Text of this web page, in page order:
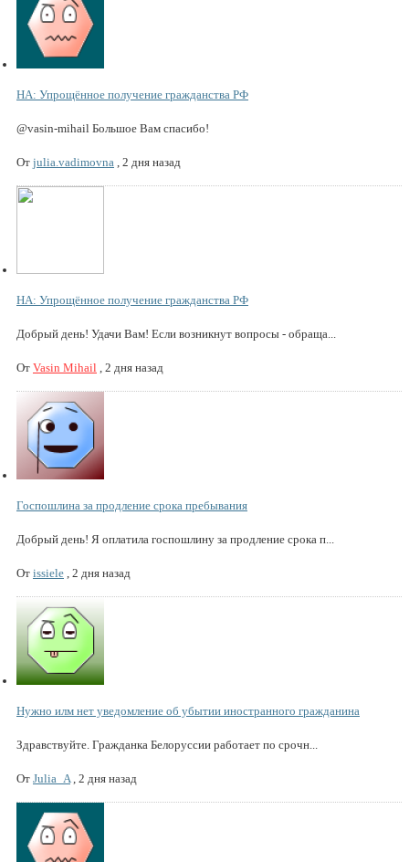
НА: Упрощённое получение гражданства РФ
@vasin-mihail Большое Вам спасибо!
От julia.vadimovna , 2 дня назад
НА: Упрощённое получение гражданства РФ
Добрый день! Удачи Вам! Если возникнут вопросы - обраща...
От Vasin Mihail , 2 дня назад
Госпошлина за продление срока пребывания
Добрый день! Я оплатила госпошлину за продление срока п...
От issiele , 2 дня назад
Нужно илм нет уведомление об убытии иностранного гражданина
Здравствуйте. Гражданка Белоруссии работает по срочн...
От Julia_A, 2 дня назад